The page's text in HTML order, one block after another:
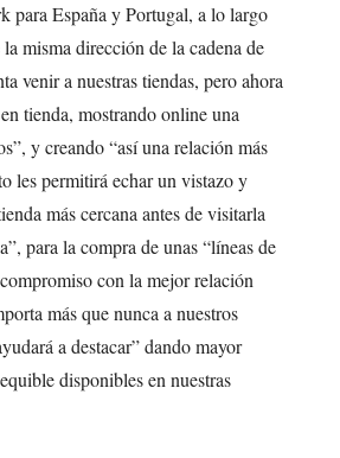
para España y Portugal, a lo largo
misma dirección de la cadena de
venir a nuestras tiendas, pero ahora
tienda, mostrando online una
y creando “así una relación más
les permitirá echar un vistazo y
más cercana antes de visitarla
para la compra de unas “líneas de
con la mejor relación
más que nunca a nuestros
a destacar” dando mayor
disponibles en nuestras